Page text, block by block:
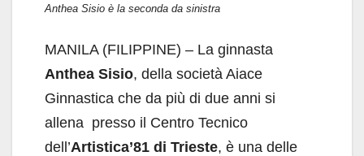
Anthea Sisio è la seconda da sinistra
MANILA (FILIPPINE) – La ginnasta
Anthea Sisio, della società Aiace
Ginnastica che da più di due anni si
allena presso il Centro Tecnico
dell’Artistica’81 di Trieste, è una delle